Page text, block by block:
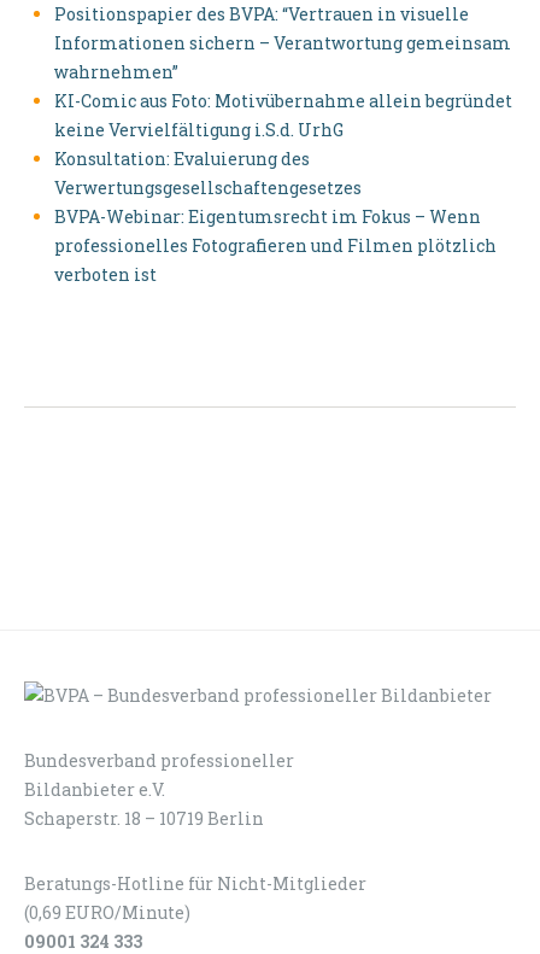
Positionspapier des BVPA: “Vertrauen in visuelle
Informationen sichern – Verantwortung gemeinsam
wahrnehmen”
KI-Comic aus Foto: Motivübernahme allein begründet
keine Vervielfältigung i.S.d. UrhG
Konsultation: Evaluierung des
Verwertungsgesellschaftengesetzes
BVPA-Webinar: Eigentumsrecht im Fokus – Wenn
professionelles Fotografieren und Filmen plötzlich
verboten ist
Bundesverband professioneller
Bildanbieter e.V.
Schaperstr. 18 – 10719 Berlin
Beratungs-Hotline für Nicht-Mitglieder
(0,69 EURO/Minute)
09001 324 333